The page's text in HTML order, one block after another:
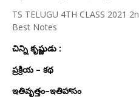
TS TELUGU 4TH CLASS
Best Notes
చిన్ని కృష్ణుడు :
ప్రక్రియ – కథ
ఇతివృత్తం–ఇతిహాసం